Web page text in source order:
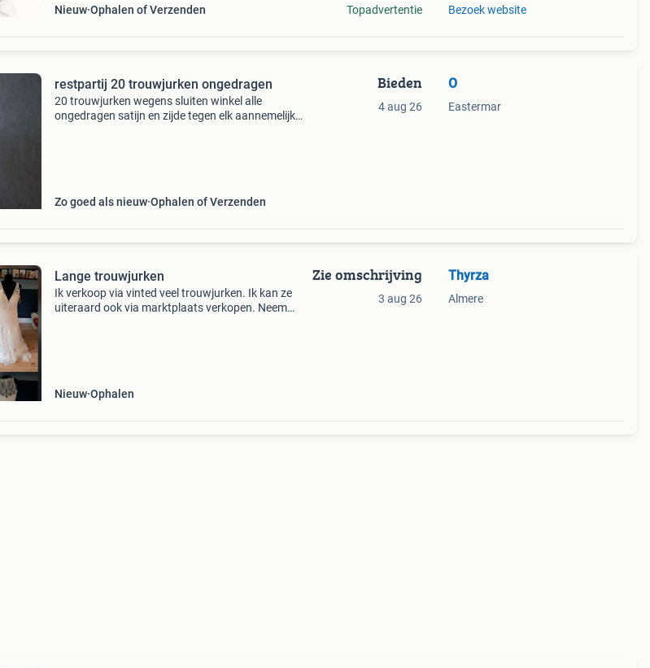
Nieuw Ophalen of Verzenden Topadvertentie Bezoek website
restpartij 20 trouwjurken ongedragen
20 trouwjurken wegens sluiten winkel alle
ongedragen satijn en zijde tegen elk aannemelijk
Zo goed als nieuw Ophalen of Verzenden
Bieden
4 aug 26
O
Eastermar
Lange trouwjurken
Ik verkoop via vinted veel trouwjurken. Ik kan ze
uiteraard ook via marktplaats verkopen. Neem
Nieuw Ophalen
Zie omschrijving
3 aug 26
Thyrza
Almere